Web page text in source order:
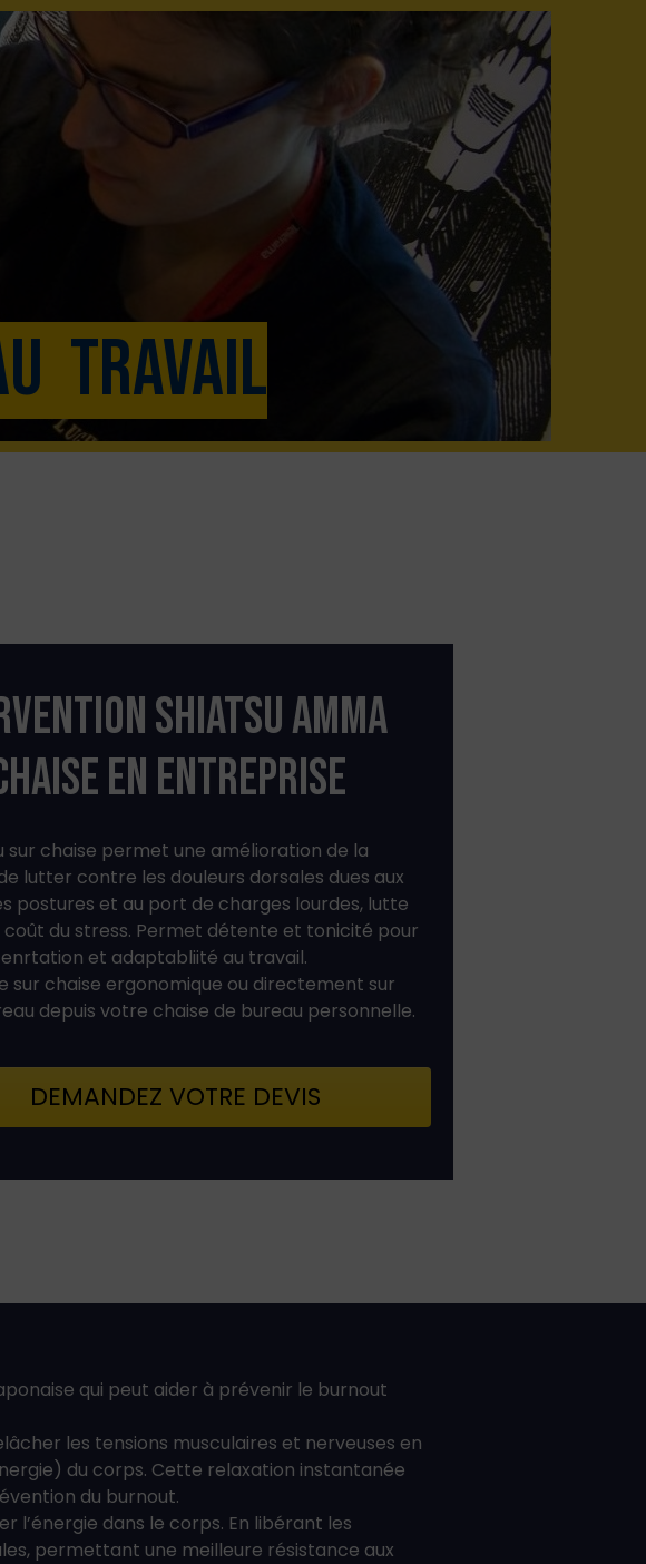
travail
SHIATSU AMMA
EN ENTREPRISE
sur chaise permet une amélioration de la
lutter contre les douleurs dorsales dues aux
postures et au port de charges lourdes, lutte
du stress. Permet détente et tonicité pour
et adaptabliité au travail.
sur chaise ergonomique ou directement sur
depuis votre chaise de bureau personnelle.
DEMANDEZ VOTRE DEVIS
qui peut aider à prévenir le burnout
les tensions musculaires et nerveuses en
du corps. Cette relaxation instantanée
du burnout.
l’énergie dans le corps. En libérant les
permettant une meilleure résistance aux